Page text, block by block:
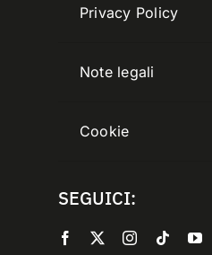
Privacy Policy
Note legali
Cookie
SEGUICI: